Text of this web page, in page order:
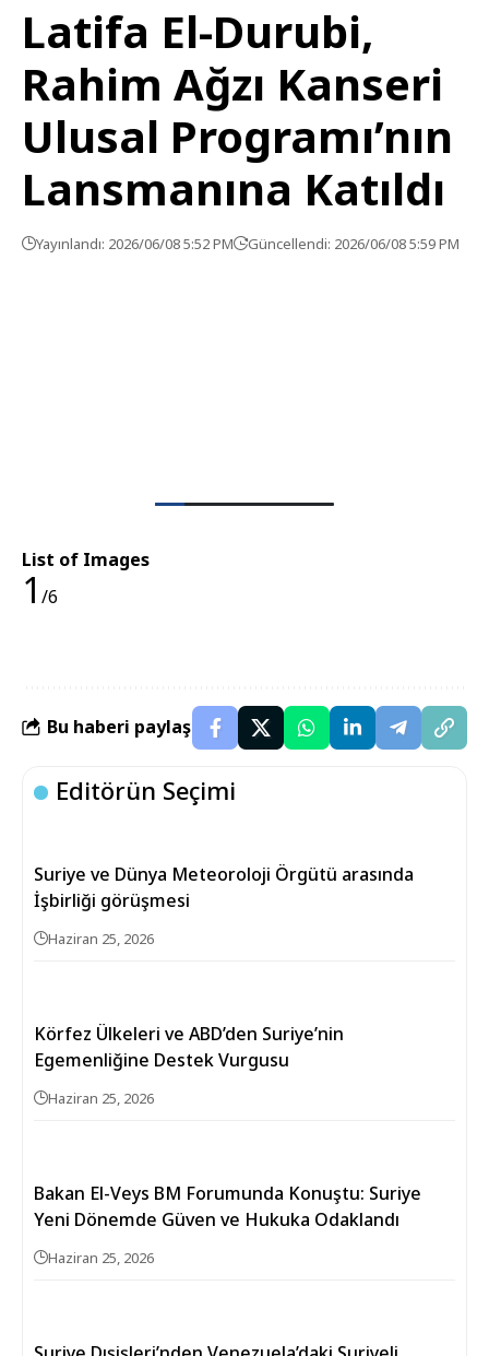
Latifa El-Durubi,
Rahim Ağzı Kanseri
Ulusal Programı’nın
Lansmanına Katıldı
Yayınlandı: 2026/06/08 5:52 PM Güncellendi: 2026/06/08 5:59 PM
List of Images
1 /6
Bu haberi paylaş
Editörün Seçimi
Suriye ve Dünya Meteoroloji Örgütü arasında
İşbirliği görüşmesi
Haziran 25, 2026
Körfez Ülkeleri ve ABD’den Suriye’nin
Egemenliğine Destek Vurgusu
Haziran 25, 2026
Bakan El-Veys BM Forumunda Konuştu: Suriye
Yeni Dönemde Güven ve Hukuka Odaklandı
Haziran 25, 2026